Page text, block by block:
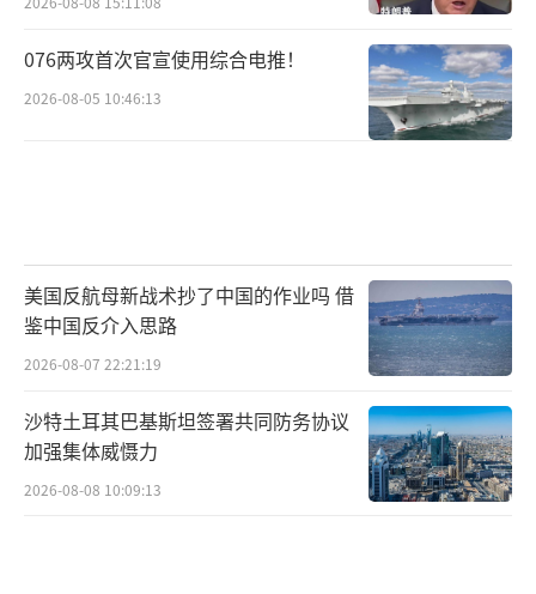
076两攻首次官宣使用综合电推！
2026-08-05 10:46:13
美国反航母新战术抄了中国的作业吗 借
鉴中国反介入思路
2026-08-07 22:21:19
沙特土耳其巴基斯坦签署共同防务协议
加强集体威慑力
2026-08-08 10:09:13